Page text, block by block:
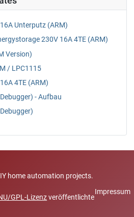
Unterputz (ARM)
230V 16A 4TE (ARM)
Version)
/ LPC1115
4TE (ARM)
- Aufbau
home automation projects.
GPL-Lizenzveröffentlichte
Impressum